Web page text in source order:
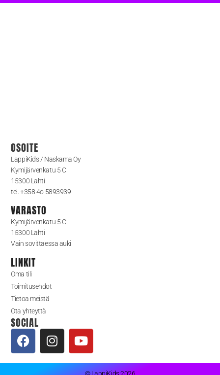
OSOITE
LappiKids / Naskama Oy
Kymijärvenkatu 5 C
15300 Lahti
tel. +358 4o 5893939
VARASTO
Kymijärvenkatu 5 C
15300 Lahti
Vain sovittaessa auki
LINKIT
Oma tili
Toimitusehdot
Tietoa meistä
Ota yhteyttä
SOCIAL